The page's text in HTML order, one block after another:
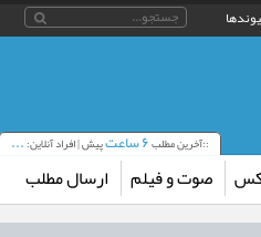
::آخرین مطلب۶ ساعت پیش | افراد آنلاین:...
صوت و فیلم ارسال مطلب